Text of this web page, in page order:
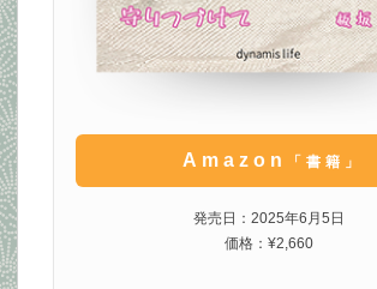
Amazon 「書籍」
発売日：2025年6月5日
価格：¥2,660